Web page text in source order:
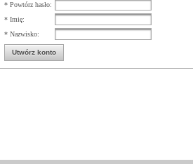
* Powtórz hasło:
* Imię:
* Nazwisko:
Utwórz konto